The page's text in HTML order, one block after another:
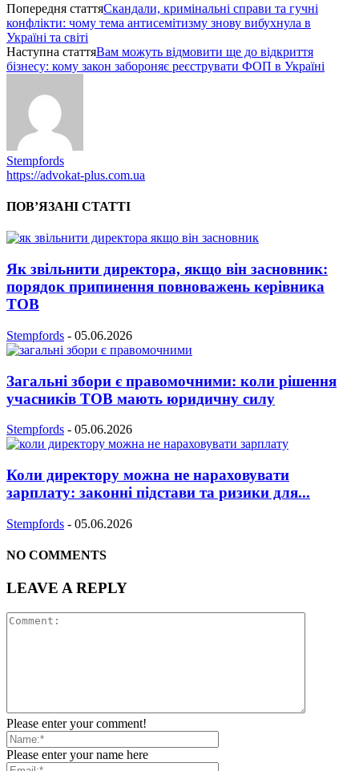
Попередня статтяСкандали, кримінальні справи та гучні
конфлікти: чому тема антисемітизму знову вибухнула в
Україні та світі
Наступна статтяВам можуть відмовити ще до відкриття
бізнесу: кому закон забороняє реєструвати ФОП в Україні
Stempfords
https://advokat-plus.com.ua
ПОВ’ЯЗАНІ СТАТТІ
Як звільнити директора, якщо він засновник:
порядок припинення повноважень керівника
ТОВ
Stempfords - 05.06.2026
Загальні збори є правомочними: коли рішення
учасників ТОВ мають юридичну силу
Stempfords - 05.06.2026
Коли директору можна не нараховувати
зарплату: законні підстави та ризики для...
Stempfords - 05.06.2026
NO COMMENTS
LEAVE A REPLY
Please enter your comment!
Please enter your name here